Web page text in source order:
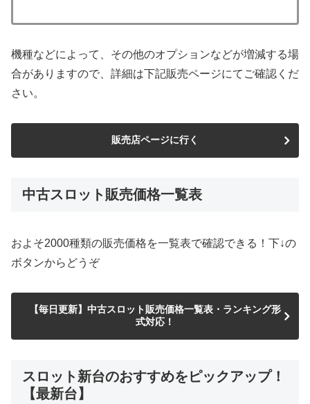
機種などによって、その他のオプションなどが増減する場
合がありますので、詳細は下記販売ページにてご確認くだ
さい。
販売店ページに行く
中古スロット販売価格一覧表
およそ2000種類の販売価格を一覧表で確認できる！下↓の
ボタンからどうぞ
【毎日更新】中古スロット販売価格一覧表・ランキング形
式対応！
スロット新台のおすすめをピックアップ！
【最新台】